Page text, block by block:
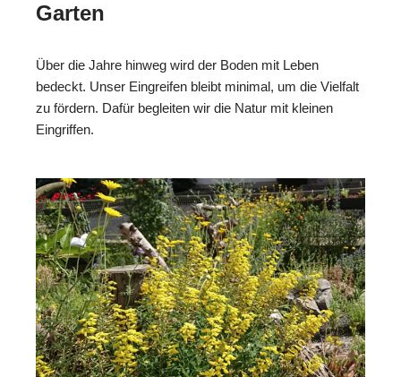
Garten
Über die Jahre hinweg wird der Boden mit Leben
bedeckt. Unser Eingreifen bleibt minimal, um die Vielfalt
zu fördern. Dafür begleiten wir die Natur mit kleinen
Eingriffen.